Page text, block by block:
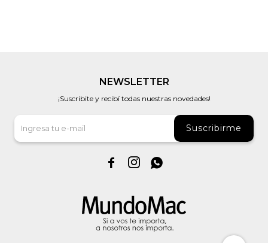
NEWSLETTER
¡Suscribite y recibí todas nuestras novedades!
Suscribirme
  